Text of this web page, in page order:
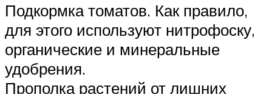
Подкормка томатов. Как правило,
для этого используют нитрофоску,
органические и минеральные
удобрения.
Прополка растений от лишних